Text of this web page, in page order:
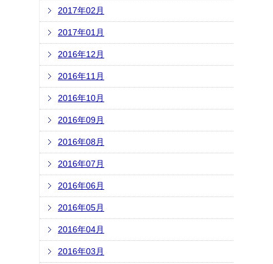
2017年02月
2017年01月
2016年12月
2016年11月
2016年10月
2016年09月
2016年08月
2016年07月
2016年06月
2016年05月
2016年04月
2016年03月